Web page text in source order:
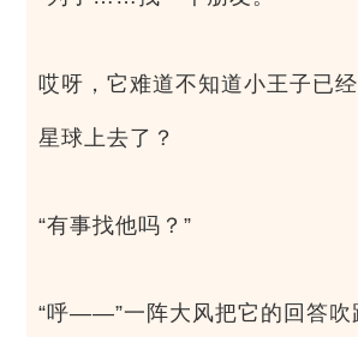
哎呀，它难道不知道小王子已
星球上去了？
“有事找他吗？”
“呼——”一阵大风把它的回答吹